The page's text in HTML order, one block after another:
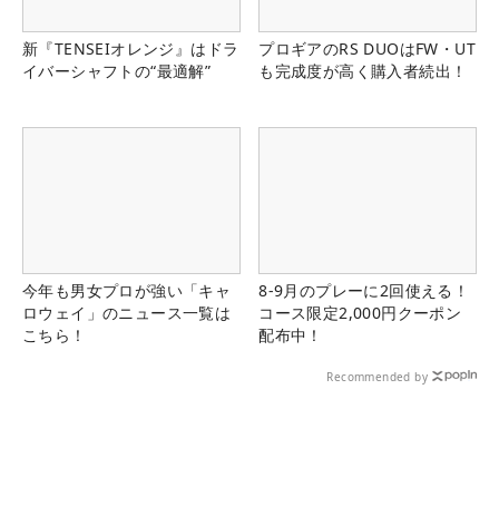
新『TENSEIオレンジ』はドラ
イバーシャフトの“最適解”
プロギアのRS DUOはFW・UT
も完成度が高く購入者続出！
今年も男女プロが強い「キャ
ロウェイ」のニュース一覧は
こちら！
8-9月のプレーに2回使える！
コース限定2,000円クーポン
配布中！
Recommended by